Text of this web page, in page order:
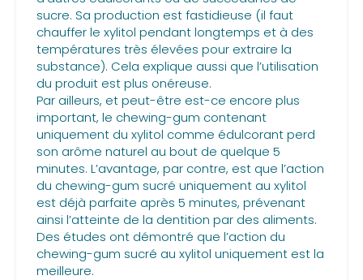
sucre. Sa production est fastidieuse (il faut
chauffer le xylitol pendant longtemps et à des
températures très élevées pour extraire la
substance). Cela explique aussi que l’utilisation
du produit est plus onéreuse.
Par ailleurs, et peut-être est-ce encore plus
important, le chewing-gum contenant
uniquement du xylitol comme édulcorant perd
son arôme naturel au bout de quelque 5
minutes. L’avantage, par contre, est que l’action
du chewing-gum sucré uniquement au xylitol
est déjà parfaite après 5 minutes, prévenant
ainsi l’atteinte de la dentition par des aliments.
Des études ont démontré que l’action du
chewing-gum sucré au xylitol uniquement est la
meilleure.